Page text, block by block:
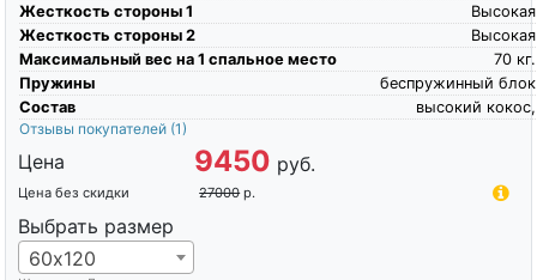
Жесткость стороны 1
Высокая
Жесткость стороны 2
Высокая
Максимальный вес на 1 спальное место
кг.
70
Пружины
беспружинный блок
Состав
высокий кокос,
Отзывы покупателей (1)
Цена 9450 руб.
Цена без скидки 27000 р.
Выбрать размер
60х120